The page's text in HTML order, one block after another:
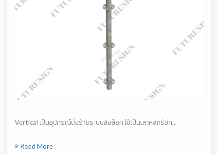
Vertical เป็นอุปกรณ์นั่งร้านระบบลิ่มล็อค ใช้เป็นเสาหลักรับค...
Read More